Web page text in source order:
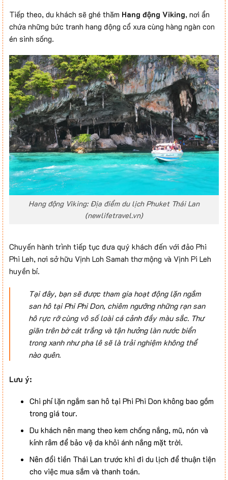
Tiếp theo, du khách sẽ ghé thăm Hang động Viking, nơi ẩn
chứa những bức tranh hang động cổ xưa cùng hàng ngàn con
én sinh sống.
Hang động Viking: Địa điểm du lịch Phuket Thái Lan
(newlifetravel.vn)
Chuyến hành trình tiếp tục đưa quý khách đến với đảo Phi
Phi Leh, nơi sở hữu Vịnh Loh Samah thơ mộng và Vịnh Pi Leh
huyền bí.
Tại đây, bạn sẽ được tham gia hoạt động lặn ngắm
san hô tại Phi Phi Don, chiêm ngưỡng những rạn san
hô rực rỡ cùng vô số loài cá cảnh đầy màu sắc. Thư
giãn trên bờ cát trắng và tận hưởng làn nước biển
trong xanh như pha lê sẽ là trải nghiệm không thể
nào quên.
Lưu ý:
Chi phí lặn ngắm san hô tại Phi Phi Don không bao gồm
trong giá tour.
Du khách nên mang theo kem chống nắng, mũ, nón và
kính râm để bảo vệ da khỏi ánh nắng mặt trời.
Nên đổi tiền Thái Lan trước khi đi du lịch để thuận tiện
cho việc mua sắm và thanh toán.